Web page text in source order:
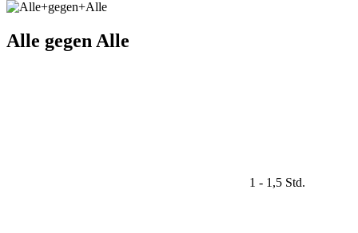
Alle gegen Alle
1 - 1,5 Std.